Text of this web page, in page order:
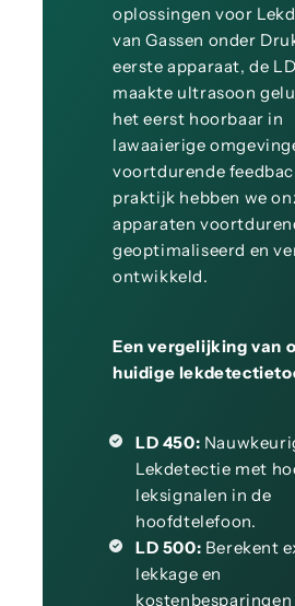
oplossingen voor
van Gassen onder
eerste apparaat, de
maakte ultrasoon
het eerst hoorbaar in
lawaaierige
voortdurende
praktijk hebben we
apparaten
geoptimaliseerd en
ontwikkeld.
Een vergelijking van
huidige
LD 450:
Lekdetectie met
leksignalen in de
hoofdtelefoon.
LD 500: Berekent
lekkage en